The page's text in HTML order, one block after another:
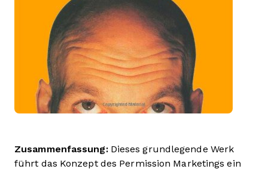
Zusammenfassung:Dieses grundlegende Werk
führt das Konzept des Permission Marketings ein